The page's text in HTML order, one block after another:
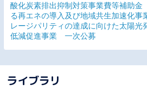
2026.07.01
【公募の採択結果】令和7年度（補正
酸化炭素排出抑制対策事業費等補助金
る再エネの導入及び地域共生加速化事
レージパリティの達成に向けた太陽光